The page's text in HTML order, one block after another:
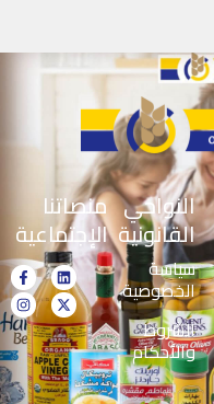
النواحي
القانونية
سياسة
الخصوصية
الشروط
والأحكام
منصاتنا
الإجتماعية